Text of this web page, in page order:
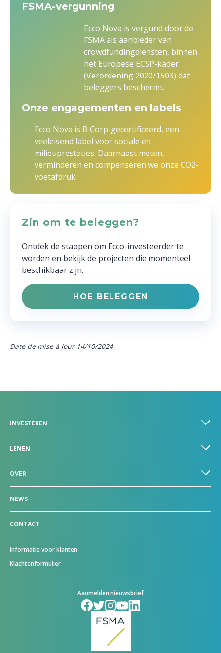
FSMA-vergunning
Ecco Nova is vergund door de
FSMA als aanbieder van
crowdfundingdiensten, binnen
het Europese ECSP-kader
(Verordening 2020/1503) dat
beleggers beschermt.
Onze engagementen en labels
Ecco Nova is B Corp-gecertificeerd, een
veeleisend label voor sociale en
milieuprestaties. Daarnaast meten,
verminderen en compenseren we onze CO2-
voetafdruk.
Zin om te beleggen?
Ontdek de stappen om Ecco-investeerder te
worden en bekijk de projecten die momenteel
beschikbaar zijn.
HOE BELEGGEN
Date de mise à jour 14/10/2024
INVESTEREN
LENEN
OVER
NEWS
CONTACT
Informatie voor klanten
Klachtenformulier
Aanmelden nieuwsbrief